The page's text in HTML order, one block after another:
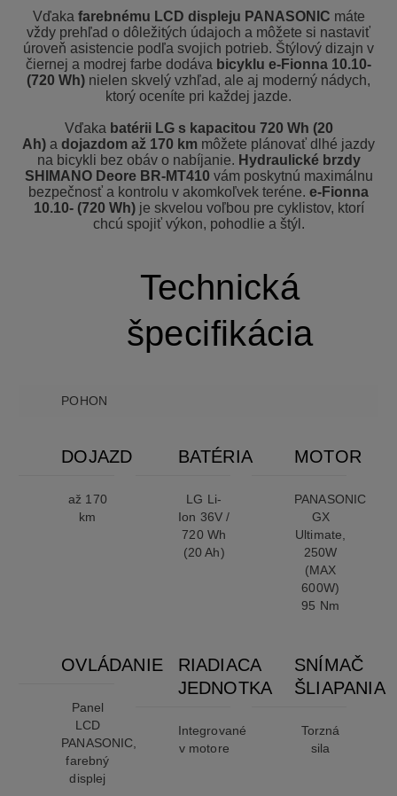
Vďaka farebnému LCD displeju PANASONIC máte
vždy prehľad o dôležitých údajoch a môžete si nastaviť
úroveň asistencie podľa svojich potrieb. Štýlový dizajn v
čiernej a modrej farbe dodáva bicyklu e-Fionna 10.10-
(720 Wh) nielen skvelý vzhľad, ale aj moderný nádych,
ktorý oceníte pri každej jazde.
Vďaka batérii LG s kapacitou 720 Wh (20
Ah) a dojazdom až 170 km môžete plánovať dlhé jazdy
na bicykli bez obáv o nabíjanie. Hydraulické brzdy
SHIMANO Deore BR-MT410 vám poskytnú maximálnu
bezpečnosť a kontrolu v akomkoľvek teréne. e-Fionna
10.10- (720 Wh) je skvelou voľbou pre cyklistov, ktorí
chcú spojiť výkon, pohodlie a štýl.
Technická
špecifikácia
POHON
DOJAZD
až 170
km
BATÉRIA
LG Li-
Ion 36V /
720 Wh
(20 Ah)
MOTOR
PANASONIC
GX
Ultimate,
250W
(MAX
600W)
95 Nm
OVLÁDANIE
Panel
LCD
PANASONIC,
farebný
displej
RIADIACA
JEDNOTKA
Integrované
v motore
SNÍMAČ
ŠLIAPANIA
Torzná
sila